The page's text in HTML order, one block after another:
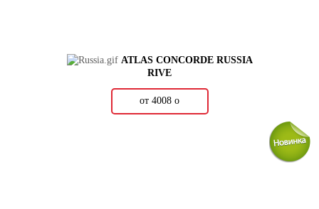
ATLAS CONCORDE RUSSIA
RIVE
от 4008 о